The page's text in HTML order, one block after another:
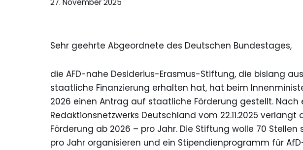
27. November 2025
Sehr geehrte Abgeordnete des Deutschen Bundestages,
die AFD-nahe Desiderius-Erasmus-Stiftung, die bislang
staatliche Finanzierung erhalten hat, hat beim
2026 einen Antrag auf staatliche Förderung gestellt. Nach
Redaktionsnetzwerks Deutschland vom 22.11.2025 verlangt
Förderung ab 2026 – pro Jahr. Die Stiftung wolle 70
pro Jahr organisieren und ein Stipendienprogramm für